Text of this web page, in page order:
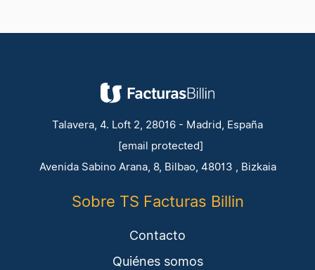
Talavera, 4. Loft 2, 28016 - Madrid, España
[email protected]
Avenida Sabino Arana, 8, Bilbao, 48013 , Bizkaia
Sobre TS Facturas Billin
Contacto
Quiénes somos